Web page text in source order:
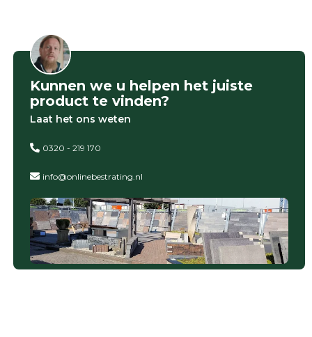
Kunnen we u helpen het juiste
product te vinden?
Laat het ons weten
0320 - 219 170
info@onlinebestrating.nl